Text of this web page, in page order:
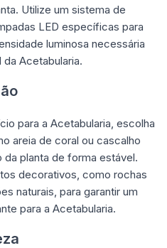
Utilize um sistema de
LED específicas para
luminosa necessária
Acetabularia.
para a Acetabularia, escolha
areia de coral ou cascalho
planta de forma estável.
decorativos, como rochas
naturais, para garantir um
para a Acetabularia.